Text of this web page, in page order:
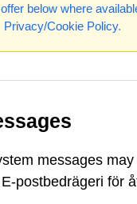
below where
Privacy/Cookie Policy.
messages may
postbedrägeri för